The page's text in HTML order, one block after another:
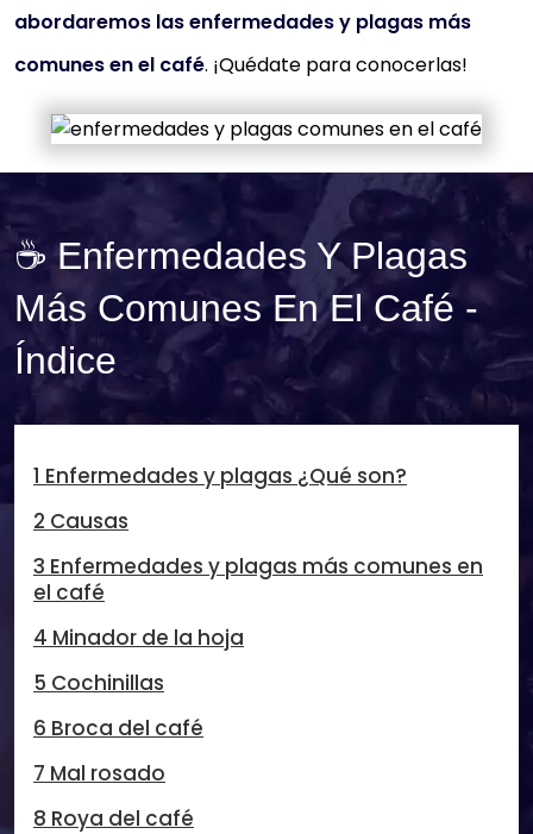
abordaremos las enfermedades y plagas más
comunes en el café. ¡Quédate para conocerlas!
☕ Enfermedades Y Plagas
Más Comunes En El Café -
Índice
1 Enfermedades y plagas ¿Qué son?
2 Causas
3 Enfermedades y plagas más comunes en
el café
4 Minador de la hoja
5 Cochinillas
6 Broca del café
7 Mal rosado
8 Roya del café